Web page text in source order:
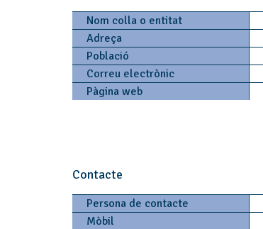
Nom colla o entitat
Adreça
Població
Correu electrònic
Pàgina web
Contacte
Persona de contacte
Mòbil